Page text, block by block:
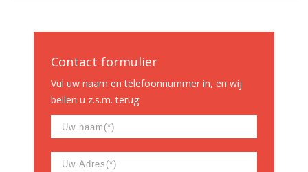
Contact formulier
Vul uw naam en telefoonnummer in, en wij
bellen u z.s.m. terug